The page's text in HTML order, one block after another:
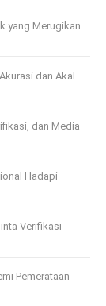
yang Merugikan
dan Akal
dan Media
Hadapi
Verifikasi
Pemerataan